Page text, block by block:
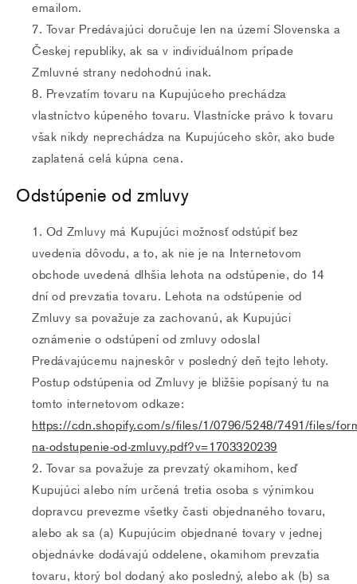
emailom.
Tovar Predávajúci doručuje len na území Slovenska a
Českej republiky, ak sa v individuálnom prípade
Zmluvné strany nedohodnú inak.
Prevzatím tovaru na Kupujúceho prechádza
vlastníctvo kúpeného tovaru. Vlastnícke právo k tovaru
však nikdy neprechádza na Kupujúceho skôr, ako bude
zaplatená celá kúpna cena.
Odstúpenie od zmluvy
Od Zmluvy má Kupujúci možnosť odstúpiť bez
uvedenia dôvodu, a to, ak nie je na Internetovom
obchode uvedená dlhšia lehota na odstúpenie, do 14
dní od prevzatia tovaru. Lehota na odstúpenie od
Zmluvy sa považuje za zachovanú, ak Kupujúci
oznámenie o odstúpení od zmluvy odoslal
Predávajúcemu najneskôr v posledný deň tejto lehoty.
Postup odstúpenia od Zmluvy je bližšie popísaný tu na
tomto internetovom odkaze:
https://cdn.shopify.com/s/files/1/0796/5248/7491/files/
na-odstupenie-od-zmluvy.pdf?v=1703320239
Tovar sa považuje za prevzatý okamihom, keď
Kupujúci alebo ním určená tretia osoba s výnimkou
dopravcu prevezme všetky časti objednaného tovaru,
alebo ak sa (a) Kupujúcim objednané tovary v jednej
objednávke dodávajú oddelene, okamihom prevzatia
tovaru, ktorý bol dodaný ako posledný, alebo ak (b) sa